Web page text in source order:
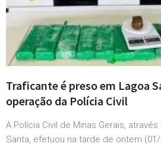
Traficante é preso em Lagoa
operação da Polícia Civil
A Polícia Civil de Minas Gerais,
Santa, efetuou na tarde de ontem